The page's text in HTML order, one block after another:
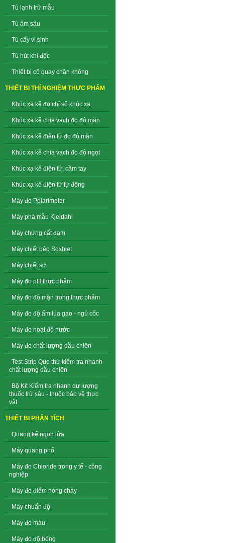
Tủ lạnh trữ mẫu
Tủ âm sâu
Tủ cấy vi sinh
Tủ hút khí độc
Thiết bị cô quay chân không
THIẾT BỊ THÍ NGHIỆM THỰC PHẨM
Khúc xạ kế đo chỉ số khúc xạ
Khúc xạ kế chia vạch đo độ mặn
Khúc xạ kế điện tử đo độ mặn
Khúc xạ kế chia vạch đo độ ngọt
Khúc xạ kế điện tử, cầm tay
Khúc xạ kế điện tử tự động
Máy đo Polarimeter
Máy phá mẫu Kjeldahl
Máy chưng cất đạm
Máy chiết béo Soxhlet
Máy chiết sơ
Máy đo pH thực phẩm
Máy đo độ mặn trong thực phẩm
Máy đo độ ẩm lúa gạo - ngũ cốc
Máy đo hoạt độ nước
Máy đo chất lượng dầu chiên
Test Strip Que thử kiểm tra nhanh
chất lượng dầu chiên
Bộ Kit Kiểm tra nhanh dư lượng
thuốc trừ sâu - thuốc bảo vệ thực
vật
THIẾT BỊ PHÂN TÍCH
Quang kế ngọn lửa
Máy quang phổ
Máy đo Chloride trong y tế - công
nghiệp
Máy đo điểm nóng chảy
Máy chuẩn độ
Máy đo màu
Máy đo độ bóng